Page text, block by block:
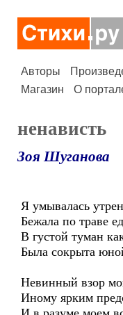
Авторы
Магазин
О
ненависть
Зоя Шуганова
Я умывалась
Бежала по траве
В густой туман
Была сокрыта
Невинный взор
Иному ярким